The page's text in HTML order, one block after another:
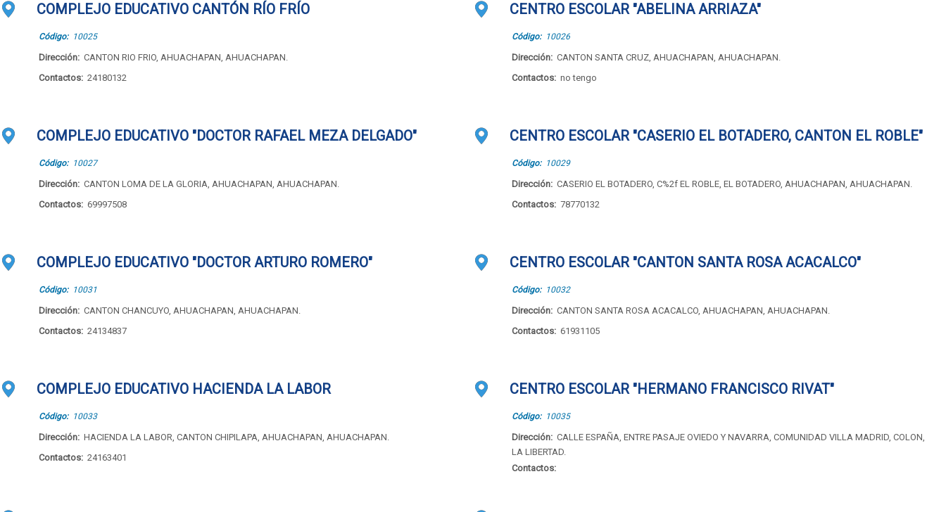
COMPLEJO EDUCATIVO CANTÓN RÍO FRÍO
Código: 10025
Dirección: CANTON RIO FRIO, AHUACHAPAN, AHUACHAPAN.
Contactos: 24180132
CENTRO ESCOLAR "ABELINA ARRIAZA"
Código: 10026
Dirección: CANTON SANTA CRUZ, AHUACHAPAN, AHUACHAPAN.
Contactos: no tengo
COMPLEJO EDUCATIVO "DOCTOR RAFAEL MEZA DELGADO"
Código: 10027
Dirección: CANTON LOMA DE LA GLORIA, AHUACHAPAN, AHUACHAPAN.
Contactos: 69997508
CENTRO ESCOLAR "CASERIO EL BOTADERO, CANTON EL ROBLE"
Código: 10029
Dirección: CASERIO EL BOTADERO, C%2f EL ROBLE, EL BOTADERO, AHUACHAPAN, AHUACHAPAN.
Contactos: 78770132
COMPLEJO EDUCATIVO "DOCTOR ARTURO ROMERO"
Código: 10031
Dirección: CANTON CHANCUYO, AHUACHAPAN, AHUACHAPAN.
Contactos: 24134837
CENTRO ESCOLAR "CANTON SANTA ROSA ACACALCO"
Código: 10032
Dirección: CANTON SANTA ROSA ACACALCO, AHUACHAPAN, AHUACHAPAN.
Contactos: 61931105
COMPLEJO EDUCATIVO HACIENDA LA LABOR
Código: 10033
Dirección: HACIENDA LA LABOR, CANTON CHIPILAPA, AHUACHAPAN, AHUACHAPAN.
Contactos: 24163401
CENTRO ESCOLAR "HERMANO FRANCISCO RIVAT"
Código: 10035
Dirección: CALLE ESPAÑA, ENTRE PASAJE OVIEDO Y NAVARRA, COMUNIDAD VILLA MADRID, COLON,
LA LIBERTAD.
Contactos: